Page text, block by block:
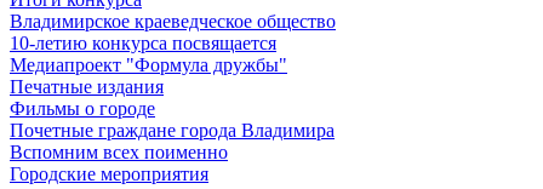
Владимирское краеведческое общество
10-летию конкурса посвящается
Медиапроект "Формула дружбы"
Печатные издания
Фильмы о городе
Почетные граждане города Владимира
Вспомним всех поименно
Городские мероприятия